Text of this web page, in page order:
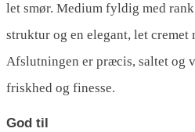
antal
let smør. Medium fyldig med
struktur og en elegant, let cremet
Afslutningen er præcis, saltet og
friskhed og finesse.
God til